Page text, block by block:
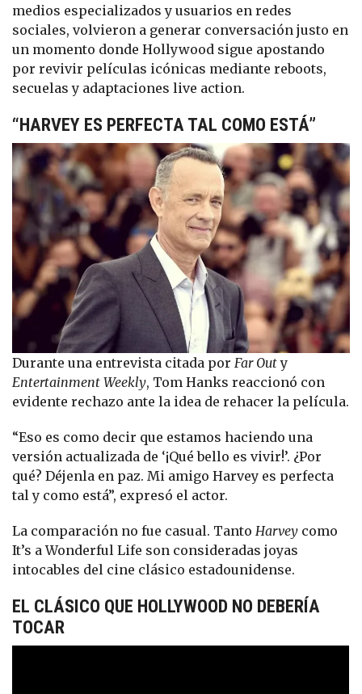
medios especializados y usuarios en redes
sociales, volvieron a generar conversación justo en
un momento donde Hollywood sigue apostando
por revivir películas icónicas mediante reboots,
secuelas y adaptaciones live action.
“HARVEY ES PERFECTA TAL COMO ESTÁ”
Durante una entrevista citada porFar Outy
Entertainment Weekly, Tom Hanks reaccionó con
evidente rechazo ante la idea de rehacer la película.
“Eso es como decir que estamos haciendo una
versión actualizada de ‘¡Qué bello es vivir!’. ¿Por
qué? Déjenla en paz. Mi amigo Harvey es perfecta
tal y como está”, expresó el actor.
La comparación no fue casual. TantoHarvey como
It’s a Wonderful Life son consideradas joyas
intocables del cine clásico estadounidense.
EL CLÁSICO QUE HOLLYWOOD NO DEBERÍA
TOCAR